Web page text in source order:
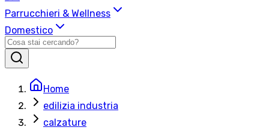
Parrucchieri & Wellness
Domestico
Home
edilizia industria
calzature